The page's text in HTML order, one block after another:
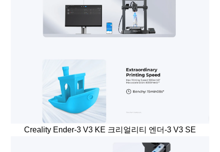
Creality Ender-3 V3 KE 크리얼리티 엔더-3 V3 SE